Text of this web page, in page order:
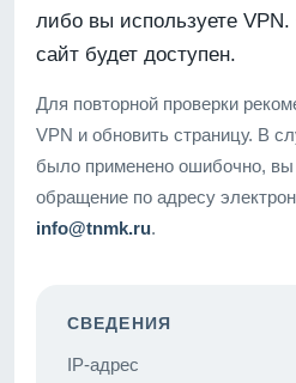
либо вы используете
сайт будет доступен.
Для повторной проверки
VPN и обновить страницу. В
было применено ошибочно, вы
обращение по адресу
info@tnmk.ru.
СВЕДЕНИЯ
IP-адрес